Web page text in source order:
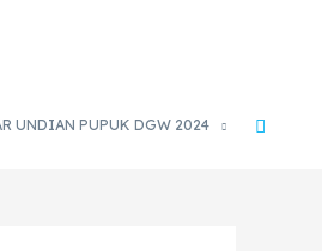
UNDIAN PUPUK DGW 2024